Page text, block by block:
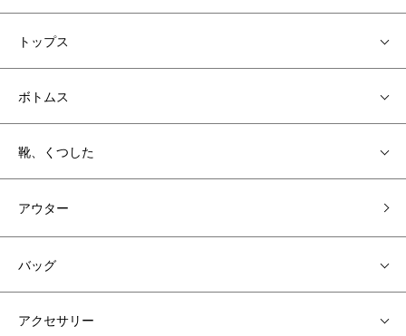
トップス
ボトムス
靴、くつした
アウター
バッグ
アクセサリー